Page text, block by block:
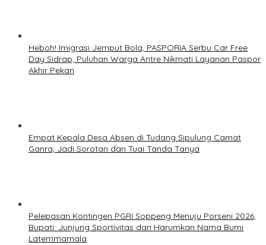
Heboh! Imigrasi Jemput Bola, PASPORIA Serbu Car Free
Day Sidrap, Puluhan Warga Antre Nikmati Layanan Paspor
Akhir Pekan
Empat Kepala Desa Absen di Tudang Sipulung Camat
Ganra, Jadi Sorotan dan Tuai Tanda Tanya
Pelepasan Kontingen PGRI Soppeng Menuju Porseni 2026,
Bupati: Junjung Sportivitas dan Harumkan Nama Bumi
Latemmamala